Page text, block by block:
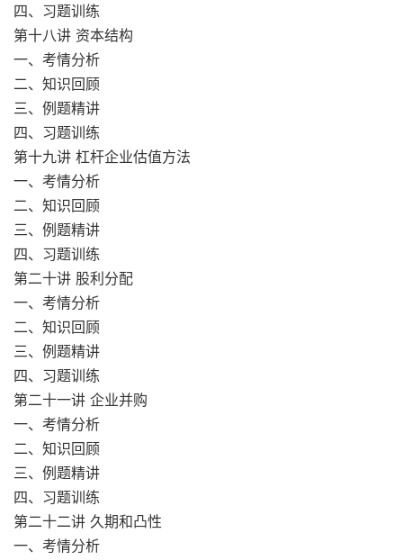
四、习题训练
第十八讲 资本结构
一、考情分析
二、知识回顾
三、例题精讲
四、习题训练
第十九讲 杠杆企业估值方法
一、考情分析
二、知识回顾
三、例题精讲
四、习题训练
第二十讲 股利分配
一、考情分析
二、知识回顾
三、例题精讲
四、习题训练
第二十一讲 企业并购
一、考情分析
二、知识回顾
三、例题精讲
四、习题训练
第二十二讲 久期和凸性
一、考情分析